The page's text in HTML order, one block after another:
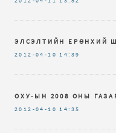
ЭЛСЭЛТИЙН ЕРӨНХИЙ
2012-04-10 14:39
ОХУ-ЫН 2008 ОНЫ
2012-04-10 14:35